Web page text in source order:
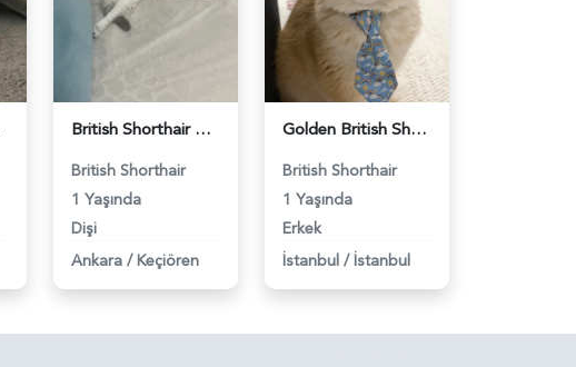
British Shorthair Dişi Kedim Eş Arıyor - 118984618
British Shorthair
1 Yaşında
Dişi
Ankara / Keçiören
Golden British Shorthair 1 Yaşında Eş Arıyor - 118984604
British Shorthair
1 Yaşında
Erkek
İstanbul / İstanbul